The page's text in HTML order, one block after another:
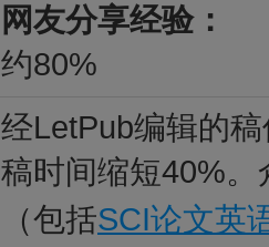
网友分享经验：
约80%
经LetPub编辑的
稿时间缩短40%
（包括SCI论文英